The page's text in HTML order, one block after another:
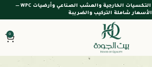
عروض حتى 30% على التكسيات الخارجية والعشب الصناعي وأرضيات WPC —
الأسعار شاملة التركيب والضريبة
0